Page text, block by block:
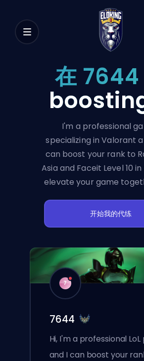
在 7644
I'm a professional
specializing in Valorant
can boost your rank to
Asia and Faceit Level 10 in
elevate your game
开始我的代练
7
7644
Hi, I'm a professional
and I can boost your